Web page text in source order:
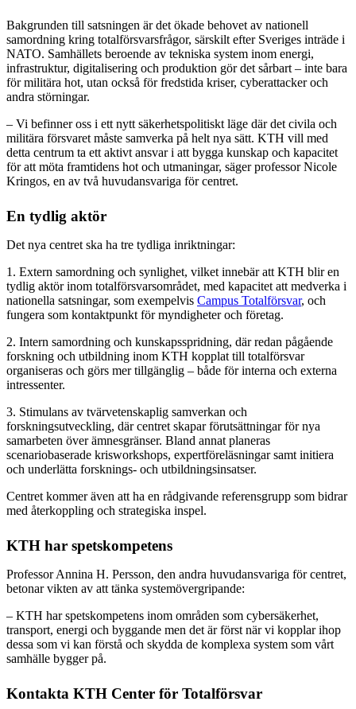
Bakgrunden till satsningen är det ökade behovet av nationell
samordning kring totalförsvarsfrågor, särskilt efter Sveriges inträde i
NATO. Samhällets beroende av tekniska system inom energi,
infrastruktur, digitalisering och produktion gör det sårbart – inte bara
för militära hot, utan också för fredstida kriser, cyberattacker och
andra störningar.
– Vi befinner oss i ett nytt säkerhetspolitiskt läge där det civila och
militära försvaret måste samverka på helt nya sätt. KTH vill med
detta centrum ta ett aktivt ansvar i att bygga kunskap och kapacitet
för att möta framtidens hot och utmaningar, säger professor Nicole
Kringos, en av två huvudansvariga för centret.
En tydlig aktör
Det nya centret ska ha tre tydliga inriktningar:
1. Extern samordning och synlighet, vilket innebär att KTH blir en
tydlig aktör inom totalförsvarsområdet, med kapacitet att medverka i
nationella satsningar, som exempelvis Campus Totalförsvar, och
fungera som kontaktpunkt för myndigheter och företag.
2. Intern samordning och kunskapsspridning, där redan pågående
forskning och utbildning inom KTH kopplat till totalförsvar
organiseras och görs mer tillgänglig – både för interna och externa
intressenter.
3. Stimulans av tvärvetenskaplig samverkan och
forskningsutveckling, där centret skapar förutsättningar för nya
samarbeten över ämnesgränser. Bland annat planeras
scenariobaserade krisworkshops, expertföreläsningar samt initiera
och underlätta forsknings- och utbildningsinsatser.
Centret kommer även att ha en rådgivande referensgrupp som bidrar
med återkoppling och strategiska inspel.
KTH har spetskompetens
Professor Annina H. Persson, den andra huvudansvariga för centret,
betonar vikten av att tänka systemövergripande:
– KTH har spetskompetens inom områden som cybersäkerhet,
transport, energi och byggande men det är först när vi kopplar ihop
dessa som vi kan förstå och skydda de komplexa system som vårt
samhälle bygger på.
Kontakta KTH Center för Totalförsvar